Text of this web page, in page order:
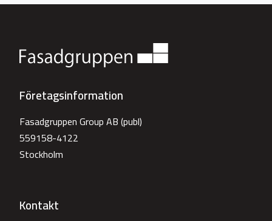
Företagsinformation
Fasadgruppen Group AB (publ)
559158-4122
Stockholm
Kontakt